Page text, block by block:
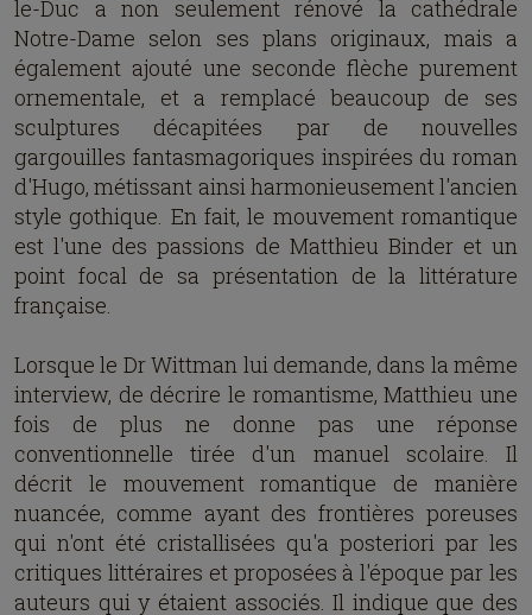
le-Duc a non seulement rénové la cathédrale
Notre-Dame selon ses plans originaux, mais a
également ajouté une seconde flèche purement
ornementale, et a remplacé beaucoup de ses
sculptures décapitées par de nouvelles
gargouilles fantasmagoriques inspirées du roman
d'Hugo, métissant ainsi harmonieusement l'ancien
style gothique. En fait, le mouvement romantique
est l'une des passions de Matthieu Binder et un
point focal de sa présentation de la littérature
française.
Lorsque le Dr Wittman lui demande, dans la même
interview, de décrire le romantisme, Matthieu une
fois de plus ne donne pas une réponse
conventionnelle tirée d'un manuel scolaire. Il
décrit le mouvement romantique de manière
nuancée, comme ayant des frontières poreuses
qui n'ont été cristallisées qu'a posteriori par les
critiques littéraires et proposées à l'époque par les
auteurs qui y étaient associés. Il indique que des